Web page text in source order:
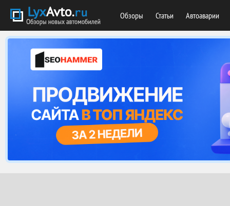
Обзоры Статьи Автоаварии